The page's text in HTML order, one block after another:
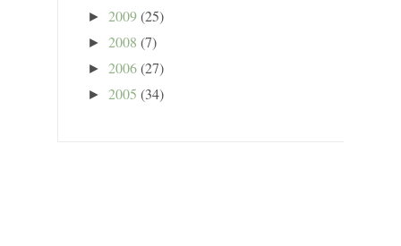
► 2009(25)
► 2008 (7)
► 2006(27)
► 2005 (34)